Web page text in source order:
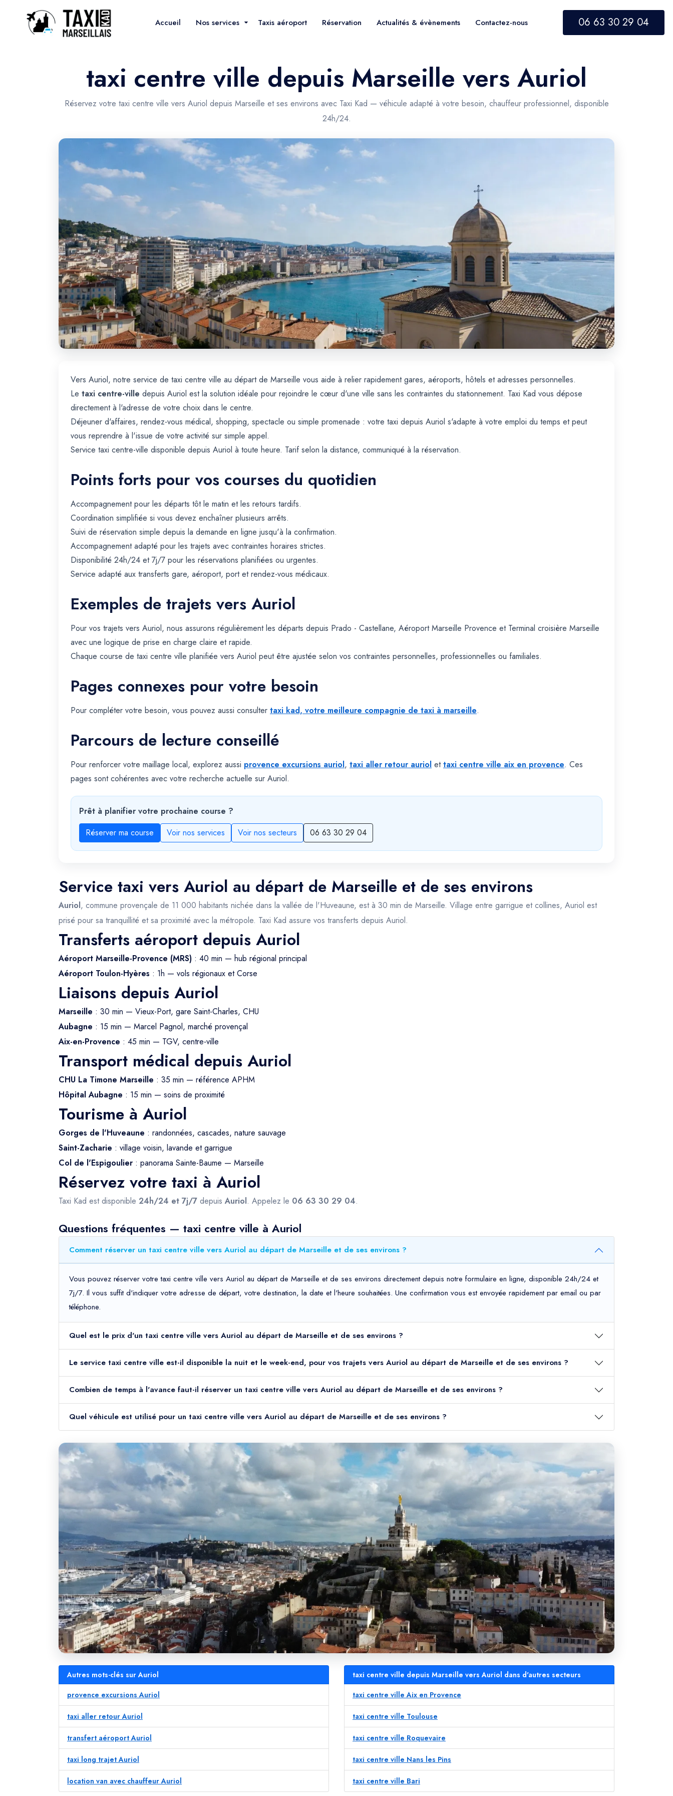
Accueil Nos services Taxis aéroport Réservation Actualités & évènements Contactez-nous 06 63 30 29 04
taxi centre ville depuis Marseille vers Auriol
Réservez votre taxi centre ville vers Auriol depuis Marseille et ses environs avec Taxi Kad — véhicule adapté à votre besoin, chauffeur professionnel, disponible
24h/24.
Vers Auriol, notre service de taxi centre ville au départ de Marseille vous aide à relier rapidement gares, aéroports, hôtels et adresses personnelles.
Le taxi centre-ville depuis Auriol est la solution idéale pour rejoindre le cœur d'une ville sans les contraintes du stationnement. Taxi Kad vous dépose
directement à l'adresse de votre choix dans le centre.
Déjeuner d'affaires, rendez-vous médical, shopping, spectacle ou simple promenade : votre taxi depuis Auriol s'adapte à votre emploi du temps et peut
vous reprendre à l'issue de votre activité sur simple appel.
Service taxi centre-ville disponible depuis Auriol à toute heure. Tarif selon la distance, communiqué à la réservation.
Points forts pour vos courses du quotidien
Accompagnement pour les départs tôt le matin et les retours tardifs.
Coordination simplifiée si vous devez enchaîner plusieurs arrêts.
Suivi de réservation simple depuis la demande en ligne jusqu'à la confirmation.
Accompagnement adapté pour les trajets avec contraintes horaires strictes.
Disponibilité 24h/24 et 7j/7 pour les réservations planifiées ou urgentes.
Service adapté aux transferts gare, aéroport, port et rendez-vous médicaux.
Exemples de trajets vers Auriol
Pour vos trajets vers Auriol, nous assurons régulièrement les départs depuis Prado - Castellane, Aéroport Marseille Provence et Terminal croisière Marseille
avec une logique de prise en charge claire et rapide.
Chaque course de taxi centre ville planifiée vers Auriol peut être ajustée selon vos contraintes personnelles, professionnelles ou familiales.
Pages connexes pour votre besoin
Pour compléter votre besoin, vous pouvez aussi consulter taxi kad, votre meilleure compagnie de taxi à marseille.
Parcours de lecture conseillé
Pour renforcer votre maillage local, explorez aussi provence excursions auriol, taxi aller retour auriol ettaxi centre ville aix en provence. Ces
pages sont cohérentes avec votre recherche actuelle sur Auriol.
Prêt à planifier votre prochaine course ?
Réserver ma course
Voir nos services Voir nos secteurs 06 63 30 29 04
Service taxi vers Auriol au départ de Marseille et de ses environs
Auriol, commune provençale de 11 000 habitants nichée dans la vallée de l'Huveaune, est à 30 min de Marseille. Village entre garrigue et collines, Auriol est
prisé pour sa tranquillité et sa proximité avec la métropole. Taxi Kad assure vos transferts depuis Auriol.
Transferts aéroport depuis Auriol
Aéroport Marseille-Provence (MRS) : 40 min — hub régional principal
Aéroport Toulon-Hyères : 1h — vols régionaux et Corse
Liaisons depuis Auriol
Marseille : 30 min — Vieux-Port, gare Saint-Charles, CHU
Aubagne : 15 min — Marcel Pagnol, marché provençal
Aix-en-Provence : 45 min — TGV, centre-ville
Transport médical depuis Auriol
CHU La Timone Marseille : 35 min — référence APHM
Hôpital Aubagne : 15 min — soins de proximité
Tourisme à Auriol
Gorges de l'Huveaune : randonnées, cascades, nature sauvage
Saint-Zacharie : village voisin, lavande et garrigue
Col de l'Espigoulier : panorama Sainte-Baume — Marseille
Réservez votre taxi à Auriol
Taxi Kad est disponible 24h/24 et 7j/7 depuis Auriol. Appelez le 06 63 30 29 04.
Questions fréquentes — taxi centre ville à Auriol
Comment réserver un taxi centre ville vers Auriol au départ de Marseille et de ses environs ?
Vous pouvez réserver votre taxi centre ville vers Auriol au départ de Marseille et de ses environs directement depuis notre formulaire en ligne, disponible 24h/24 et
7j/7. Il vous suffit d'indiquer votre adresse de départ, votre destination, la date et l'heure souhaitées. Une confirmation vous est envoyée rapidement par email ou par
téléphone.
Quel est le prix d'un taxi centre ville vers Auriol au départ de Marseille et de ses environs ?
Le service taxi centre ville est-il disponible la nuit et le week-end, pour vos trajets vers Auriol au départ de Marseille et de ses environs ?
Combien de temps à l'avance faut-il réserver un taxi centre ville vers Auriol au départ de Marseille et de ses environs ?
Quel véhicule est utilisé pour un taxi centre ville vers Auriol au départ de Marseille et de ses environs ?
Autres mots-clés sur Auriol
provence excursions Auriol
taxi aller retour Auriol
transfert aéroport Auriol
taxi long trajet Auriol
location van avec chauffeur Auriol
taxi centre ville depuis Marseille vers Auriol dans d'autres secteurs
taxi centre ville Aix en Provence
taxi centre ville Toulouse
taxi centre ville Roquevaire
taxi centre ville Nans les Pins
taxi centre ville Bari